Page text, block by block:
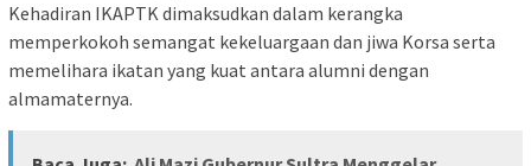
Kehadiran IKAPTK dimaksudkan dalam kerangka
memperkokoh semangat kekeluargaan dan jiwa Korsa serta
memelihara ikatan yang kuat antara alumni dengan
almamaternya.